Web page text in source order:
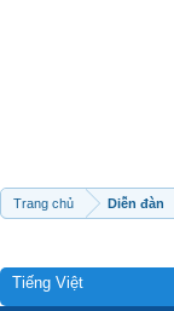
Trang chủ Diễn đàn
Tiếng Việt